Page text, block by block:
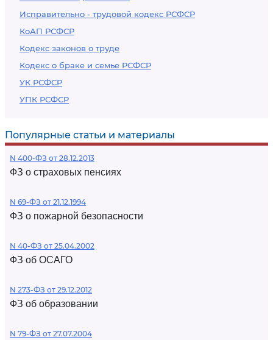
Исправительно - трудовой кодекс РСФСР
КоАП РСФСР
Кодекс законов о труде
Кодекс о браке и семье РСФСР
УК РСФСР
УПК РСФСР
Популярные статьи и материалы
N 400-ФЗ от 28.12.2013
ФЗ о страховых пенсиях
N 69-ФЗ от 21.12.1994
ФЗ о пожарной безопасности
N 40-ФЗ от 25.04.2002
ФЗ об ОСАГО
N 273-ФЗ от 29.12.2012
ФЗ об образовании
N 79-ФЗ от 27.07.2004